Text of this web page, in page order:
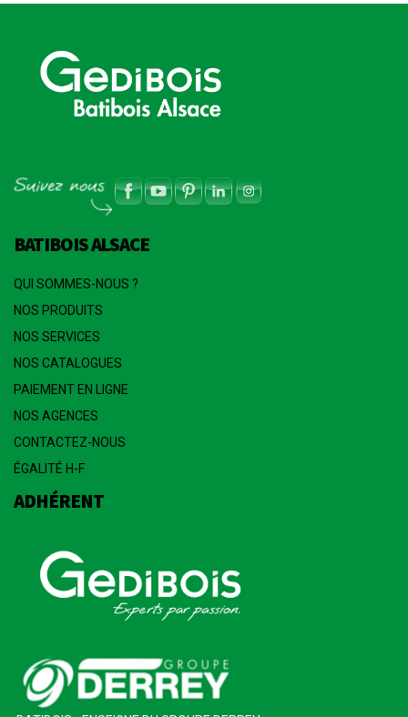
BATIBOIS ALSACE
QUI SOMMES-NOUS ?
NOS PRODUITS
NOS SERVICES
NOS CATALOGUES
PAIEMENT EN LIGNE
NOS AGENCES
CONTACTEZ-NOUS
ÉGALITÉ H-F
ADHÉRENT